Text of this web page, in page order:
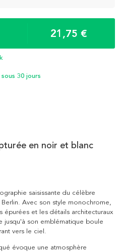
21,75 €
sous 30 jours
en noir et blanc
saisissante du célèbre
Avec son style monochrome,
épurées et les détails architecturaux
jusqu'à son emblématique boule
vers le ciel.
évoque une atmosphère